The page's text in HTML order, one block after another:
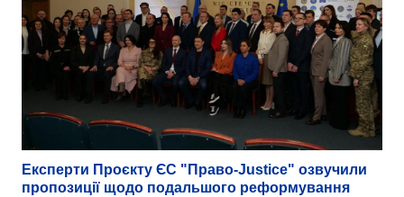
Експерти Проєкту ЄС "Право-Justice" озвучили
пропозиції щодо подальшого реформування